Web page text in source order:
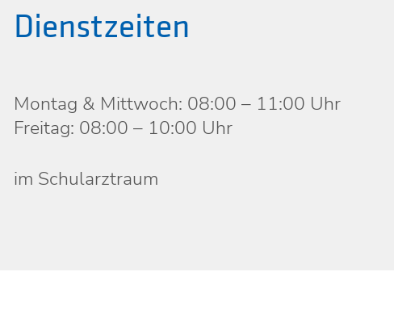
Dienstzeiten
Montag & Mittwoch: 08:00 – 11:00 Uhr
Freitag: 08:00 – 10:00 Uhr
im Schularztraum